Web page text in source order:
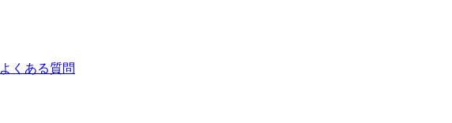
よくある質問